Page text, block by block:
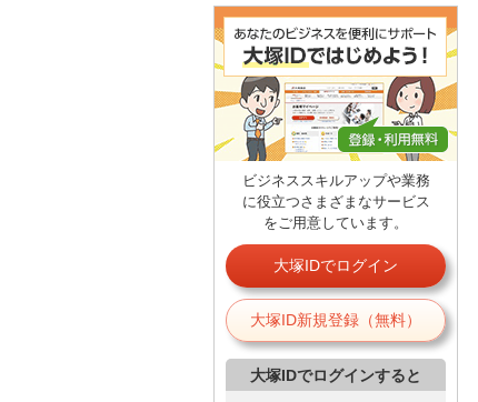
ビジネススキルアップや業務
に役立つさまざまなサービス
をご用意しています。
大塚IDでログイン
大塚ID新規登録（無料）
大塚IDでログインすると